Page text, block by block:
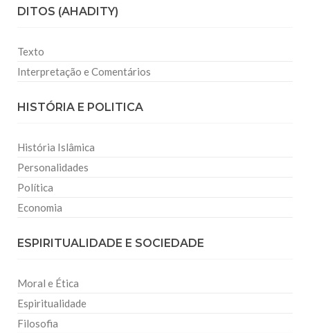
DITOS (AHADITY)
Texto
Interpretação e Comentários
HISTÓRIA E POLITICA
História Islâmica
Personalidades
Política
Economia
ESPIRITUALIDADE E SOCIEDADE
Moral e Ética
Espiritualidade
Filosofia